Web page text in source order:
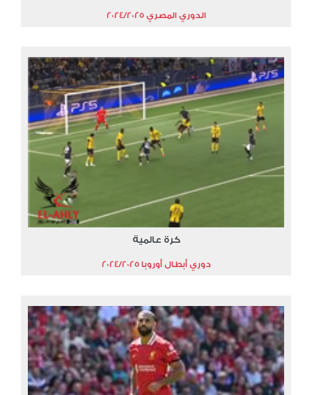
الدوري المصري 2024/2025
كرة عالمية
دوري أبطال أوروبا 2024/2025